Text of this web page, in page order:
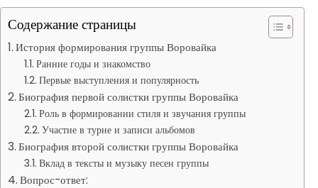
Содержание страницы
История формирования группы Воровайка
Ранние годы и знакомство
Первые выступления и популярность
Биография первой солистки группы Воровайка
Роль в формировании стиля и звучания группы
Участие в турне и записи альбомов
Биография второй солистки группы Воровайка
Вклад в тексты и музыку песен группы
Вопрос-ответ: